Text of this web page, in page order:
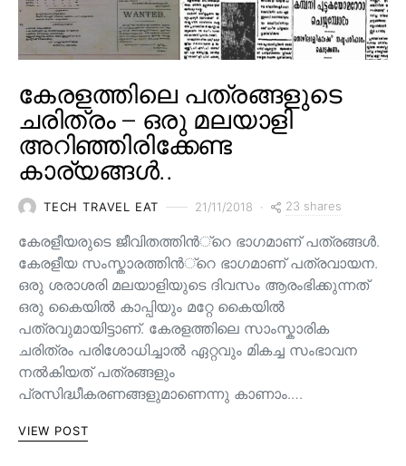
കേരളത്തിലെ പത്രങ്ങളുടെ
ചരിത്രം – ഒരു മലയാളി
അറിഞ്ഞിരിക്കേണ്ട
കാര്യങ്ങൾ..
TECH TRAVEL EAT 21/11/2018 23 shares
കേരളീയരുടെ ജീവിതത്തിന്‍്റെ ഭാഗമാണ് പത്രങ്ങള്‍.
കേരളീയ സംസ്കാരത്തിന്‍്റെ ഭാഗമാണ് പത്രവായന.
ഒരു ശരാശരി മലയാളിയുടെ ദിവസം ആരംഭിക്കുന്നത്
ഒരു കൈയില്‍ കാപ്പിയും മറ്റേ കൈയില്‍
പത്രവുമായിട്ടാണ്. കേരളത്തിലെ സാംസ്കാരിക
ചരിത്രം പരിശോധിച്ചാല്‍ ഏറ്റവും മികച്ച സംഭാവന
നല്‍കിയത് പത്രങ്ങളും
പ്രസിദ്ധീകരണങ്ങളുമാണെന്നു കാണാം.…
VIEW POST